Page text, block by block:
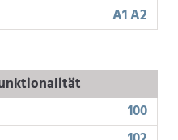
A1 A2
100